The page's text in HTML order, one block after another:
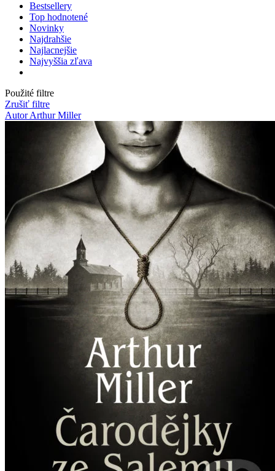
Bestsellery
Top hodnotené
Novinky
Najdrahšie
Najlacnejšie
Najvyššia zľava
Použité filtre
Zrušiť filtre
Autor Arthur Miller